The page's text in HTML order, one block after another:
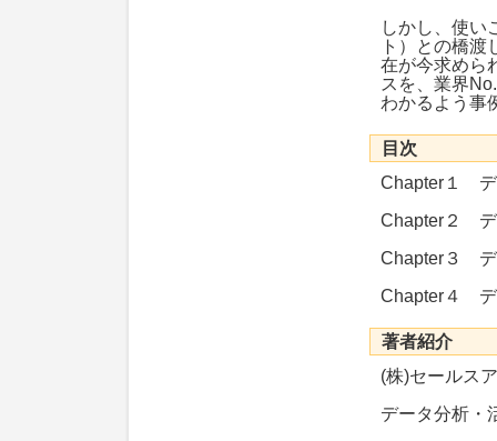
しかし、使い
ト）との橋
在が今求めら
スを、業界
わかるよう事
目次
Chapter１ デ
Chapter２ デ
Chapter３ デ
Chapter４ デ
著者紹介
(株)セールス
データ分析・